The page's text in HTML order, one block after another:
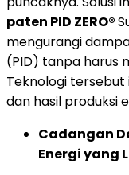
paten PID ZERO®
mengurangi
(PID) tanpa harus
Teknologi
dan hasil produksi
Cadangan
Energi yang